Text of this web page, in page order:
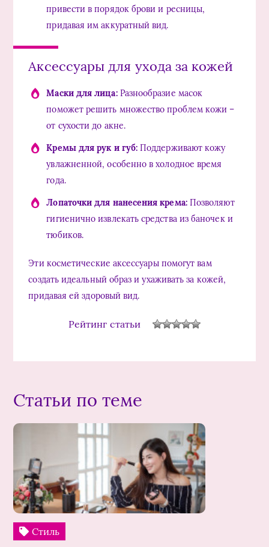
привести в порядок брови и ресницы,
придавая им аккуратный вид.
Аксессуары для ухода за кожей
Маски для лица:Разнообразие масок
поможет решить множество проблем кожи –
от сухости до акне.
Кремы для рук и губ: Поддерживают кожу
увлажненной, особенно в холодное время
года.
Лопаточки для нанесения крема:Позволяют
гигиенично извлекать средства из баночек и
тюбиков.
Эти косметические аксессуары помогут вам
создать идеальный образ и ухаживать за кожей,
придавая ей здоровый вид.
Рейтинг статьи
Статьи по теме
Стиль